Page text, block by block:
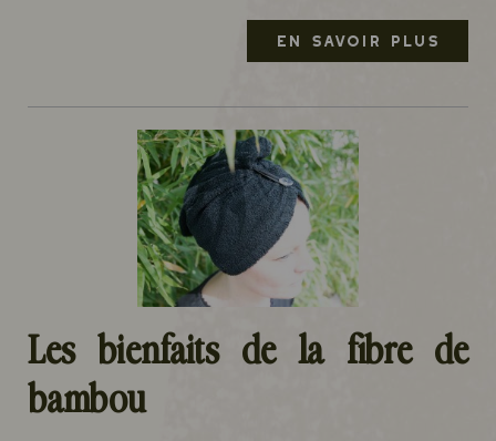
EN SAVOIR PLUS
Les bienfaits de la fibre de
bambou